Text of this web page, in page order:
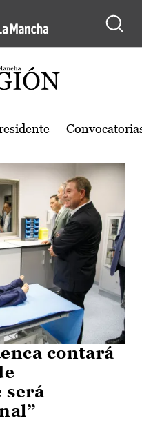
de Castilla-
contará
será